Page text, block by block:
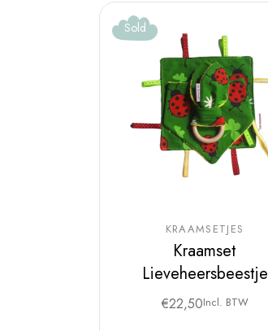
Sold
KRAAMSETJES
Kraamset
Lieveheersbeestje
€22,50Incl. BTW